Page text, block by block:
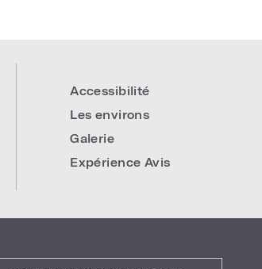
Accessibilité
Les environs
Galerie
Expérience Avis